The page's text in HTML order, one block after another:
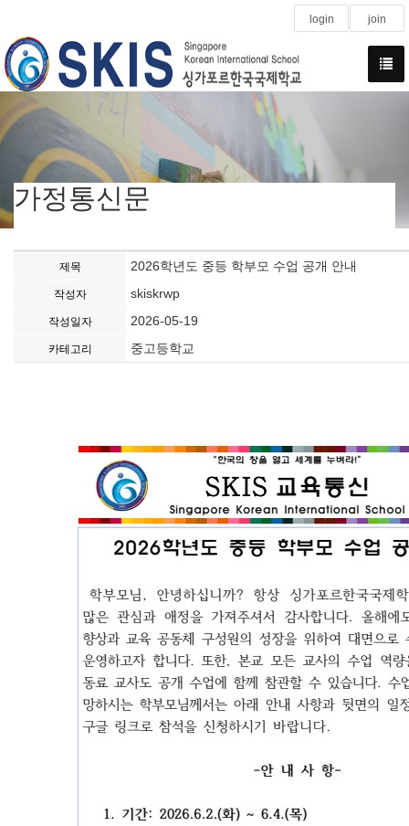
login join
가정통신문
제목 2026학년도 중등 학부모 수업 공개 안내
작성자 skiskrwp
작성일자 2026-05-19
카테고리 중고등학교